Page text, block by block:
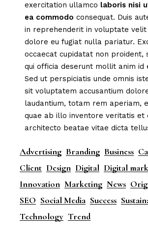
exercitation ullamco laboris nisi
ea commodo consequat. Duis
in reprehenderit in voluptate velit
dolore eu fugiat nulla pariatur.
occaecat cupidatat non proident,
qui officia deserunt mollit anim id
Sed ut perspiciatis unde omnis
sit voluptatem accusantium
laudantium, totam rem aperiam,
quae ab illo inventore veritatis et
architecto beatae vitae dicta
Advertising Branding Business
Client Design Digital Digital
Innovation Marketing News
SEO Social Media Success
Technology Trend